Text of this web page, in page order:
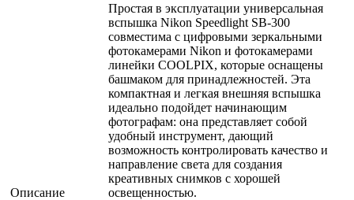
Описание
Простая в эксплуатации универсальная
вспышка Nikon Speedlight SB-300
совместима с цифровыми зеркальными
фотокамерами Nikon и фотокамерами
линейки COOLPIX, которые оснащены
башмаком для принадлежностей. Эта
компактная и легкая внешняя вспышка
идеально подойдет начинающим
фотографам: она представляет собой
удобный инструмент, дающий
возможность контролировать качество и
направление света для создания
креативных снимков с хорошей
освещенностью.